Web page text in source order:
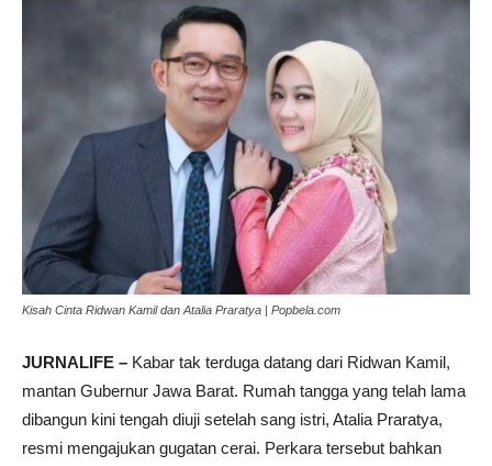
Kisah Cinta Ridwan Kamil dan Atalia Praratya | Popbela.com
JURNALIFE – Kabar tak terduga datang dari Ridwan Kamil,
mantan Gubernur Jawa Barat. Rumah tangga yang telah lama
dibangun kini tengah diuji setelah sang istri, Atalia Praratya,
resmi mengajukan gugatan cerai. Perkara tersebut bahkan